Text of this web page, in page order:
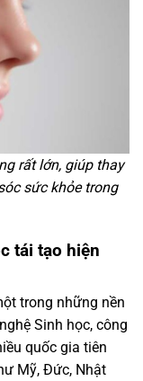
rất lớn, giúp thay
sức khỏe trong
tái tạo hiện
trong những nền
Sinh học, công
quốc gia tiên
Mỹ, Đức, Nhật